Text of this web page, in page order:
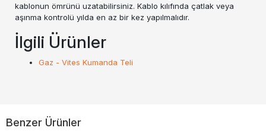
kablonun ömrünü uzatabilirsiniz. Kablo kılıfında çatlak veya
aşınma kontrolü yılda en az bir kez yapılmalıdır.
İlgili Ürünler
Gaz - Vites Kumanda Teli
Benzer Ürünler